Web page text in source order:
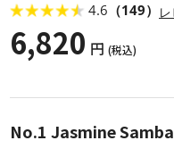
4.6 （149）
6,820 円 (税込)
No.1 Jasmine